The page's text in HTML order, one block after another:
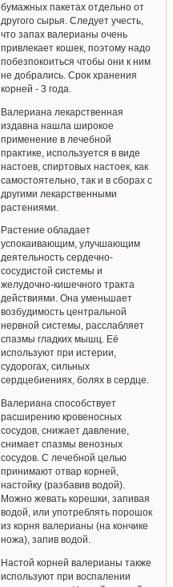
бумажных пакетах отдельно от
другого сырья. Следует учесть,
что запах валерианы очень
привлекает кошек, поэтому надо
побезпокоиться чтобы они к ним
не добрались. Срок хранения
корней - 3 года.
Валериана лекарственная
издавна нашла широкое
применение в лечебной
практике, используется в виде
настоев, спиртовых настоек, как
самостоятельно, так и в сборах с
другими лекарственными
растениями.
Растение обладает
успокаивающим, улучшающим
деятельность сердечно-
сосудистой системы и
желудочно-кишечного тракта
действиями. Она уменьшает
возбудимость центральной
нервной системы, расслабляет
спазмы гладких мышц. Её
используют при истерии,
судорогах, сильных
сердцебиениях, болях в сердце.
Валериана способствует
расширению кровеносных
сосудов, снижает давление,
снимает спазмы венозных
сосудов. С лечебной целью
принимают отвар корней,
настойку (разбавив водой).
Можно жевать корешки, запивая
водой, или употреблять порошок
из корня валерианы (на кончике
ножа), запив водой.
Настой корней валерианы также
используют при воспалении